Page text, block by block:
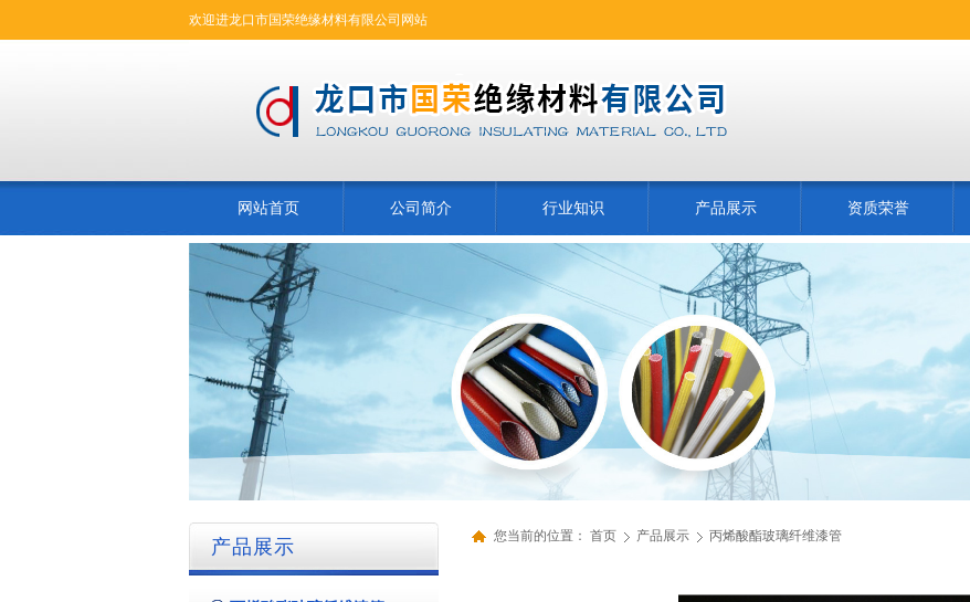
欢迎进龙口市国荣绝缘材料有限公司网站
网站首页 公司简介 行业知识 产品展示 资质荣誉
产品展示 您当前的位置： 首页 产品展示 丙烯酸酯玻璃纤维漆管